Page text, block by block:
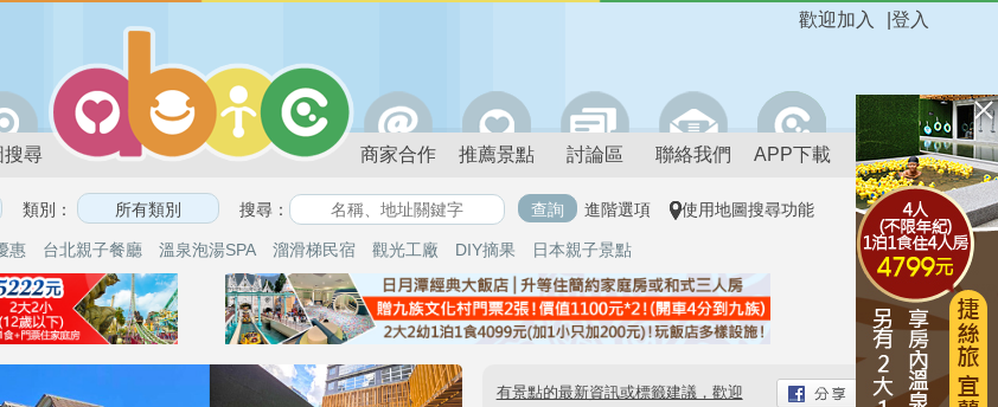
登入
歡迎加入
搜尋 商家合作 推薦景點 討論區 聯絡我們 APP下載
類別： 搜尋： 進階選項 使用地圖搜尋功能
惠 台北親子餐廳 溫泉泡湯SPA 溜滑梯民宿 觀光工廠 DIY摘果 日本親子景點
有景點的最新資訊或標籤建議，歡迎